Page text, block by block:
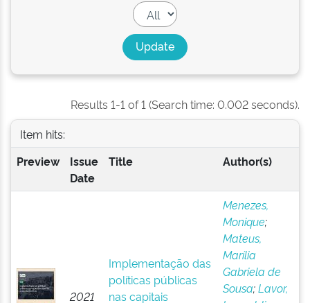
Results 1-1 of 1 (Search time: 0.002 seconds).
Item hits:
Preview
Issue
Date
Title Author(s)
2021
Implementação das
políticas públicas
nas capitais
Menezes,
Monique;
Mateus,
Marília
Gabriela de
Sousa;Lavor,